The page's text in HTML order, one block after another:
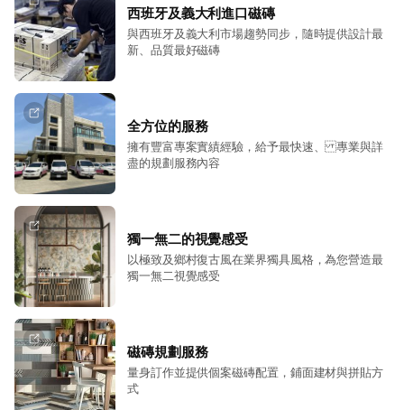
西班牙及義大利進口磁磚
與西班牙及義大利市場趨勢同步，隨時提供設計最
新、品質最好磁磚
全方位的服務
擁有豐富專案實績經驗，給予最快速、 專業與詳
盡的規劃服務內容
獨一無二的視覺感受
以極致及鄉村復古風在業界獨具風格，為您營造最
獨一無二視覺感受
磁磚規劃服務
量身訂作並提供個案磁磚配置，鋪面建材與拼貼方
式